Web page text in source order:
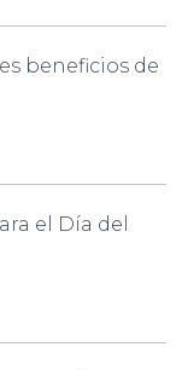
beneficios de
el Día del